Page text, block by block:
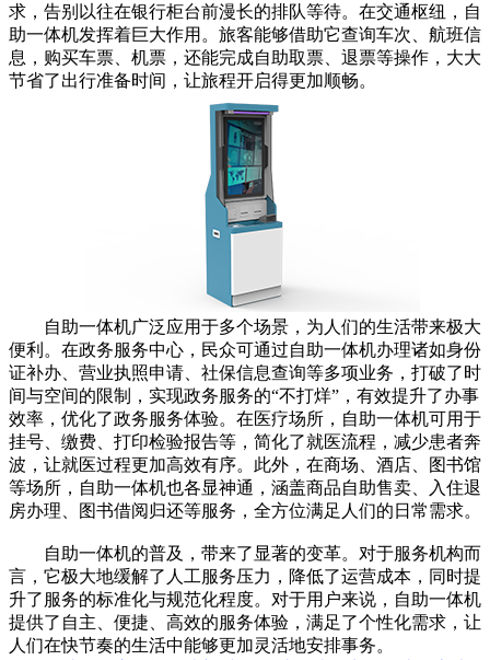
求，告别以往在银行柜台前漫长的排队等待。在交通枢纽，自
助一体机发挥着巨大作用。旅客能够借助它查询车次、航班信
息，购买车票、机票，还能完成自助取票、退票等操作，大大
节省了出行准备时间，让旅程开启得更加顺畅。
自助一体机广泛应用于多个场景，为人们的生活带来极大
便利。在政务服务中心，民众可通过自助一体机办理诸如身份
证补办、营业执照申请、社保信息查询等多项业务，打破了时
间与空间的限制，实现政务服务的“不打烊”，有效提升了办事
效率，优化了政务服务体验。在医疗场所，自助一体机可用于
挂号、缴费、打印检验报告等，简化了就医流程，减少患者奔
波，让就医过程更加高效有序。此外，在商场、酒店、图书馆
等场所，自助一体机也各显神通，涵盖商品自助售卖、入住退
房办理、图书借阅归还等服务，全方位满足人们的日常需求。
自助一体机的普及，带来了显著的变革。对于服务机构而
言，它极大地缓解了人工服务压力，降低了运营成本，同时提
升了服务的标准化与规范化程度。对于用户来说，自助一体机
提供了自主、便捷、高效的服务体验，满足了个性化需求，让
人们在快节奏的生活中能够更加灵活地安排事务。